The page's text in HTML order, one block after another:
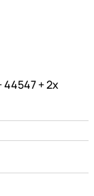
44547 + 2x